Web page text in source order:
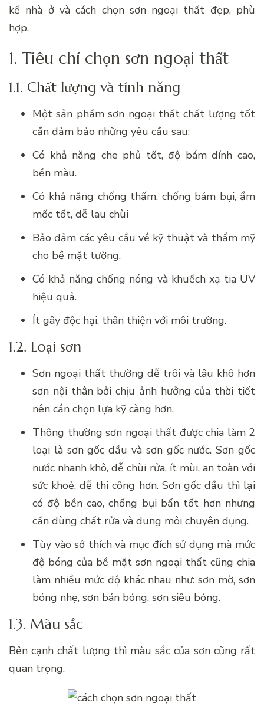
kế nhà ở và cách chọn sơn ngoại thất đẹp, phù
hợp.
1. Tiêu chí chọn sơn ngoại thất
1.1. Chất lượng và tính năng
Một sản phẩm sơn ngoại thất chất lượng tốt
cần đảm bảo những yêu cầu sau:
Có khả năng che phủ tốt, độ bám dính cao,
bền màu.
Có khả năng chống thấm, chống bám bụi, ẩm
mốc tốt, dễ lau chùi
Bảo đảm các yêu cầu về kỹ thuật và thẩm mỹ
cho bề mặt tường.
Có khả năng chống nóng và khuếch xạ tia UV
hiệu quả.
Ít gây độc hại, thân thiện với môi trường.
1.2. Loại sơn
Sơn ngoại thất thường dễ trôi và lâu khô hơn
sơn nội thân bởi chịu ảnh hưởng của thời tiết
nên cần chọn lựa kỹ càng hơn.
Thông thường sơn ngoại thất được chia làm 2
loại là sơn gốc dầu và sơn gốc nước. Sơn gốc
nước nhanh khô, dễ chùi rửa, ít mùi, an toàn với
sức khoẻ, dễ thi công hơn. Sơn gốc dầu thì lại
có độ bền cao, chống bụi bẩn tốt hơn nhưng
cần dùng chất rửa và dung môi chuyên dụng.
Tùy vào sở thích và mục đích sử dụng mà mức
độ bóng của bề mặt sơn ngoại thất cũng chia
làm nhiều mức độ khác nhau như: sơn mờ, sơn
bóng nhẹ, sơn bán bóng, sơn siêu bóng.
1.3. Màu sắc
Bên cạnh chất lượng thì màu sắc của sơn cũng rất
quan trọng.